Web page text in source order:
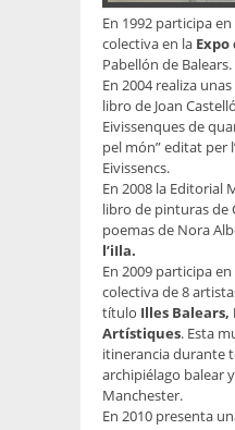
En 1992 participa
colectiva en la Expo
Pabellón de Balears.
En 2004 realiza
libro de Joan
Eivissenques de
pel món” editat per
Eivissencs.
En 2008 la Editorial
libro de pinturas de
poemas de Nora
l’iIla.
En 2009 participa
colectiva de 8
título Illes Balears,
Artístiques. Esta
itinerancia durante
archipiélago balear
Manchester.
En 2010 presenta